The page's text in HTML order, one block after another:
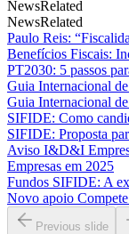
NewsRelated
NewsRelated
Paulo Reis:
Benefícios Fiscais:
PT2030: 5 passos
Guia Internacional
Guia Internacional
SIFIDE: Como
SIFIDE: Proposta
Aviso I&D&I
Empresas em 2025
Fundos SIFIDE: A
Novo apoio
Previous slide